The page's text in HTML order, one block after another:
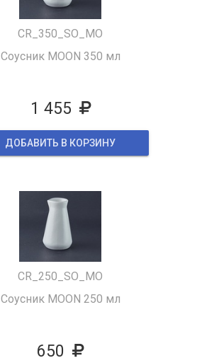
CR_350_SO_MO
Соусник MOON 350 мл
1 455
ДОБАВИТЬ В КОРЗИНУ
CR_250_SO_MO
Соусник MOON 250 мл
650